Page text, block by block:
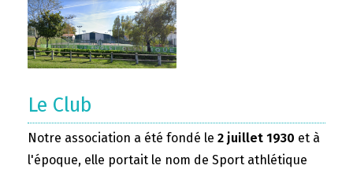
Le Club
Notre association a été fondé le 2 juillet 1930 et à
l'époque, elle portait le nom de Sport athlétique